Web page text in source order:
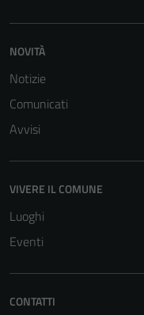
NOVITÀ
Notizie
Comunicati
Avvisi
VIVERE IL COMUNE
Luoghi
Eventi
CONTATTI